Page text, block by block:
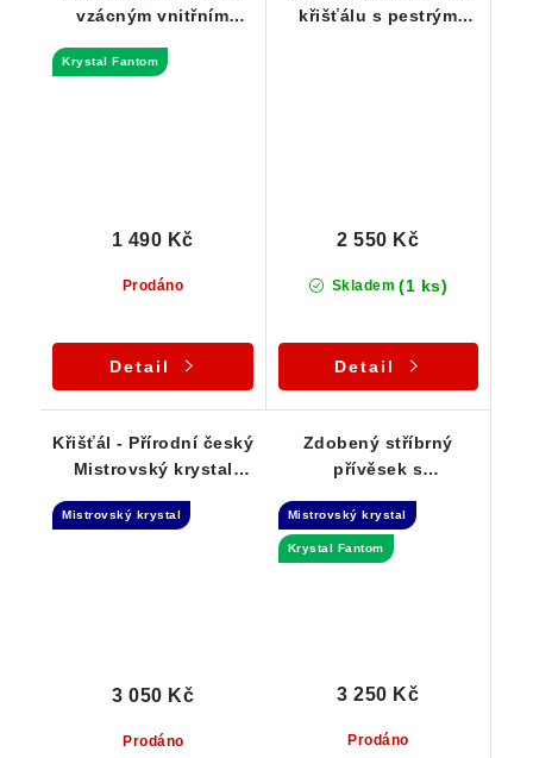
vzácným vnitřním
přívěsek
Krystal Fantom
Prodáno
1 490 Kč
Detail
křišťálu s pestrým
Skladem (1 ks)
2 550 Kč
Detail
Křišťál - Přírodní český
Mistrovský krystal
přívěsku
Mistrovský krystal
Prodáno
3 050 Kč
Zdobený stříbrný
přívěsek s
krystalem křišťálu -
Fantom
Mistrovský krystal
Krystal Fantom
Prodáno
3 250 Kč